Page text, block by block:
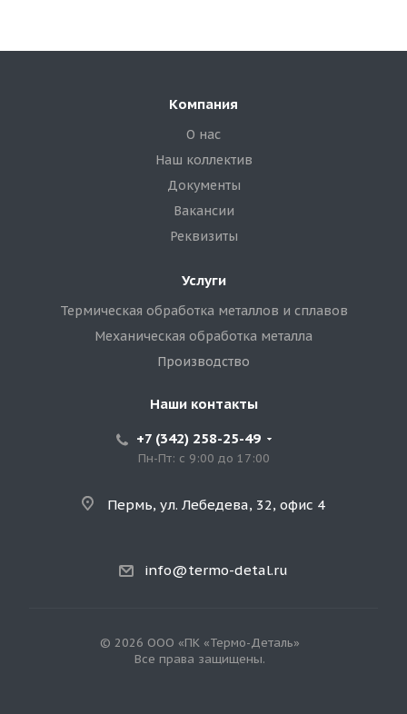
Компания
О нас
Наш коллектив
Документы
Вакансии
Реквизиты
Услуги
Термическая обработка металлов и сплавов
Механическая обработка металла
Производство
Наши контакты
+7 (342) 258-25-49
Пн-Пт: с 9:00 до 17:00
Пермь, ул. Лебедева, 32, офис 4
info@termo-detal.ru
© 2026 ООО «ПК «Термо-Деталь»
Все права защищены.